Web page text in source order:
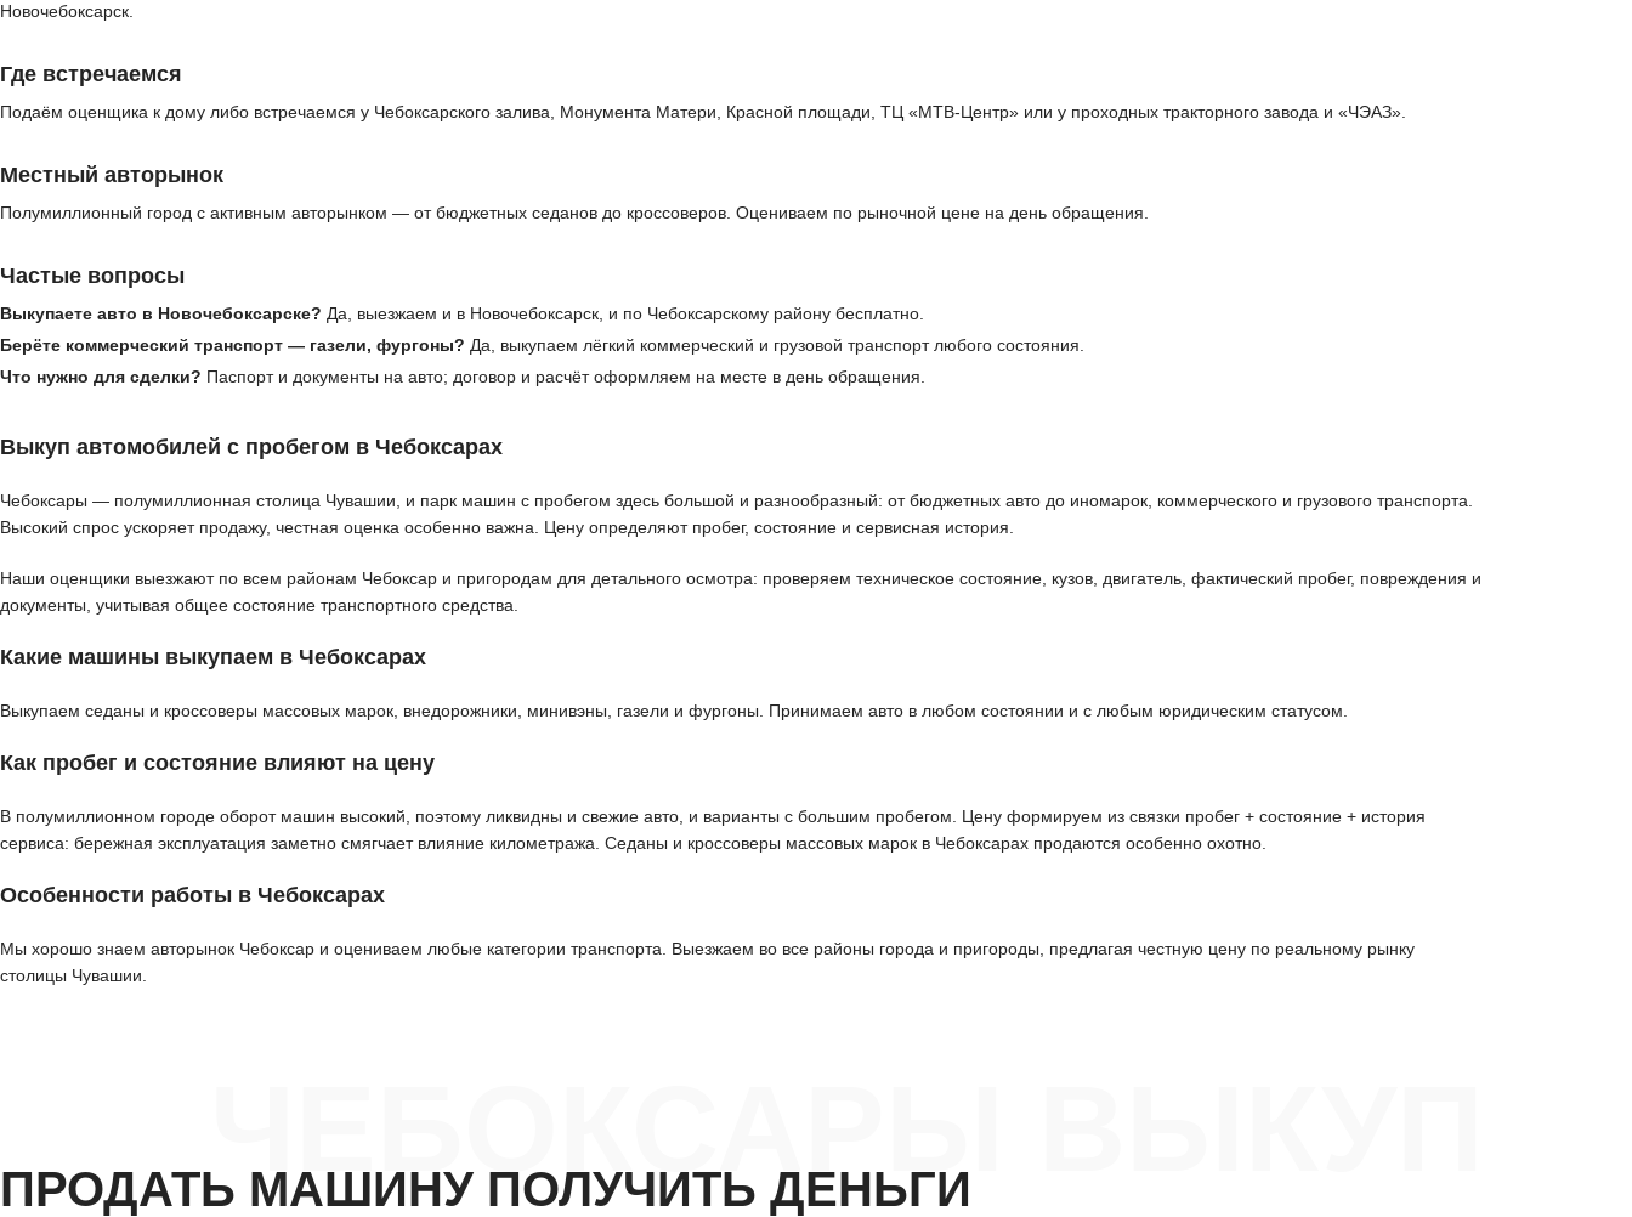
Новочебоксарск.
Где встречаемся
Подаём оценщика к дому либо встречаемся у Чебоксарского залива, Монумента Матери, Красной площади, ТЦ «МТВ-Центр» или у проходных тракторного завода и «ЧЭАЗ».
Местный авторынок
Полумиллионный город с активным авторынком — от бюджетных седанов до кроссоверов. Оцениваем по рыночной цене на день обращения.
Частые вопросы
Выкупаете авто в Новочебоксарске? Да, выезжаем и в Новочебоксарск, и по Чебоксарскому району бесплатно.
Берёте коммерческий транспорт — газели, фургоны? Да, выкупаем лёгкий коммерческий и грузовой транспорт любого состояния.
Что нужно для сделки? Паспорт и документы на авто; договор и расчёт оформляем на месте в день обращения.
Выкуп автомобилей с пробегом в Чебоксарах
Чебоксары — полумиллионная столица Чувашии, и парк машин с пробегом здесь большой и разнообразный: от бюджетных авто до иномарок, коммерческого и грузового транспорта.
Высокий спрос ускоряет продажу, честная оценка особенно важна. Цену определяют пробег, состояние и сервисная история.
Наши оценщики выезжают по всем районам Чебоксар и пригородам для детального осмотра: проверяем техническое состояние, кузов, двигатель, фактический пробег, повреждения и
документы, учитывая общее состояние транспортного средства.
Какие машины выкупаем в Чебоксарах
Выкупаем седаны и кроссоверы массовых марок, внедорожники, минивэны, газели и фургоны. Принимаем авто в любом состоянии и с любым юридическим статусом.
Как пробег и состояние влияют на цену
В полумиллионном городе оборот машин высокий, поэтому ликвидны и свежие авто, и варианты с большим пробегом. Цену формируем из связки пробег + состояние + история
сервиса: бережная эксплуатация заметно смягчает влияние километража. Седаны и кроссоверы массовых марок в Чебоксарах продаются особенно охотно.
Особенности работы в Чебоксарах
Мы хорошо знаем авторынок Чебоксар и оцениваем любые категории транспорта. Выезжаем во все районы города и пригороды, предлагая честную цену по реальному рынку
столицы Чувашии.
ПРОДАТЬ МАШИНУ ПОЛУЧИТЬ ДЕНЬГИ